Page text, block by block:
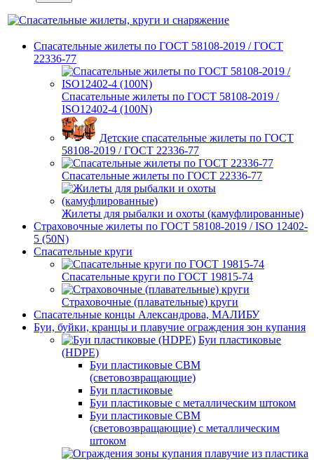
Спасательные жилеты по ГОСТ 58108-2019 / ГОСТ
22336-77
Спасательные жилеты по ГОСТ 58108-2019 /
ISO12402-4 (100N)
Детские спасательные жилеты по ГОСТ
58108-2019 / ГОСТ 22336-77
Спасательные жилеты по ГОСТ 22336-77
Жилеты для рыбалки и охоты (камуфлированные)
Страховочные жилеты по ГОСТ 58108-2019 / ISO 12402-
5 (50N)
Спасательные круги
Спасательные круги по ГОСТ 19815-74
Страховочные (плавательные) круги
Спасательные концы Александрова, МАЛИБУ
Буи, буйки, кранцы и плавучие ограждения зон купания
Буи пластиковые
(HDPE)
Буи пластиковые СВМ
(световозвращающие)
Буи пластиковые
Буи пластиковые с металлическим штоком
Буи пластиковые СВМ
(световозвращающие) с металлическим
штоком